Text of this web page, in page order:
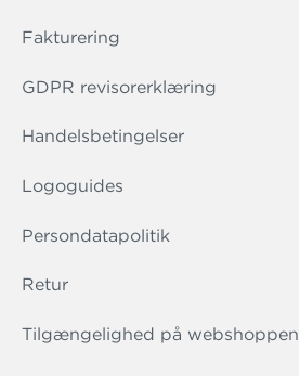
Fakturering
GDPR revisorerklæring
Handelsbetingelser
Logoguides
Persondatapolitik
Retur
Tilgængelighed på webshoppen